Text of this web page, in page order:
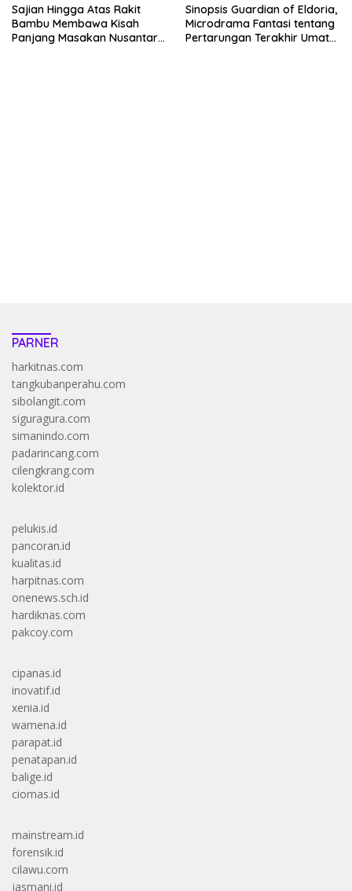
Sajian Hingga Atas Rakit
Bambu Membawa Kisah
Panjang Masakan Nusantara
Sinopsis Guardian of Eldoria,
Microdrama Fantasi tentang
Pertarungan Terakhir Umat
PARNER
harkitnas.com
tangkubanperahu.com
sibolangit.com
siguragura.com
simanindo.com
padarincang.com
cilengkrang.com
kolektor.id
pelukis.id
pancoran.id
kualitas.id
harpitnas.com
onenews.sch.id
hardiknas.com
pakcoy.com
cipanas.id
inovatif.id
xenia.id
wamena.id
parapat.id
penatapan.id
balige.id
ciomas.id
mainstream.id
forensik.id
cilawu.com
jasmani.id